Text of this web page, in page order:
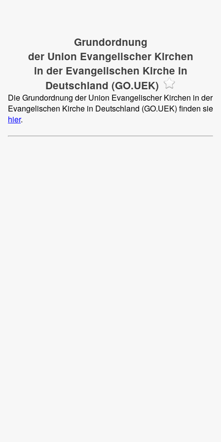
Grundordnung
der Union Evangelischer Kirchen
in der Evangelischen Kirche in
Deutschland (GO.UEK)
Die Grundordnung der Union Evangelischer Kirchen in der
Evangelischen Kirche in Deutschland (GO.UEK) finden sie
hier.